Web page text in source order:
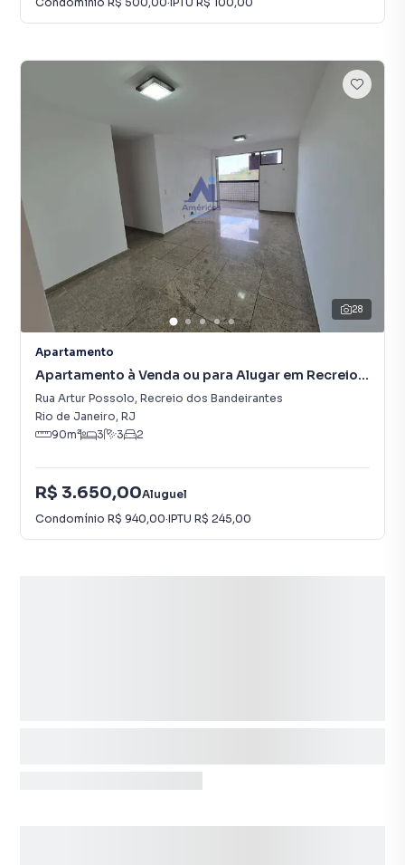
28
Apartamento
Apartamento à Venda ou para Alugar em Recreio
dos Bandeirantes
Rua Artur Possolo, Recreio dos Bandeirantes
Rio de Janeiro, RJ
90m² 3 3 2
R$ 3.650,00Aluguel
Condomínio R$ 940,00·IPTU R$ 245,00